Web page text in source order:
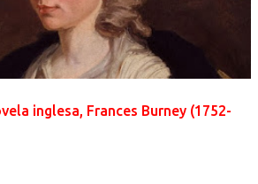
inglesa, Frances Burney (1752-